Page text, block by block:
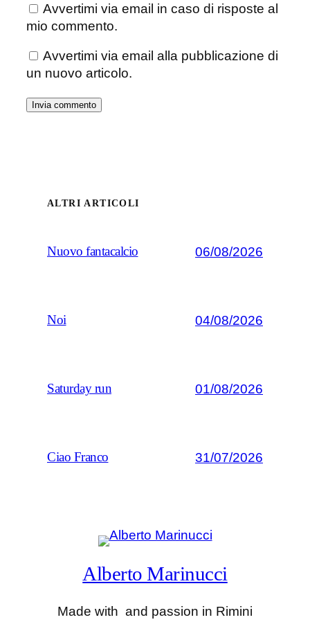
Avvertimi via email in caso di risposte al
mio commento.
Avvertimi via email alla pubblicazione di
un nuovo articolo.
ALTRI ARTICOLI
Nuovo fantacalcio 06/08/2026
Noi 04/08/2026
Saturday run 01/08/2026
Ciao Franco 31/07/2026
Alberto Marinucci
Made with and passion in Rimini